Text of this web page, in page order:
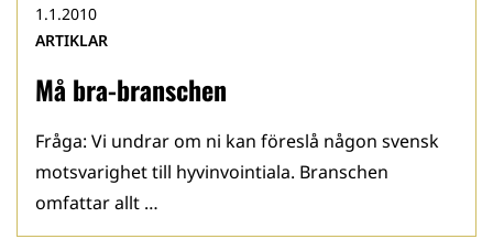
Må bra-branschen
1.1.2010
ARTIKLAR
Fråga: Vi undrar om ni kan föreslå någon svensk
motsvarighet till hyvinvointiala. Branschen
omfattar allt …